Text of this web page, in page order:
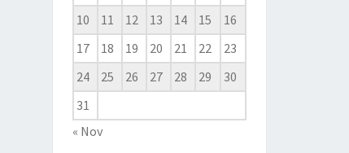
10
11 12 13 14 15
16
17
18 19 20 21 22
23
24
25 26 27 28 29
30
31
« Nov